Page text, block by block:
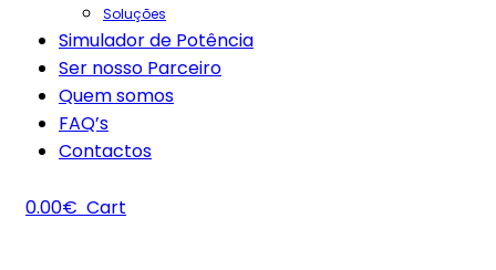
Soluções
Simulador de Potência
Ser nosso Parceiro
Quem somos
FAQ’s
Contactos
0.00€ Cart